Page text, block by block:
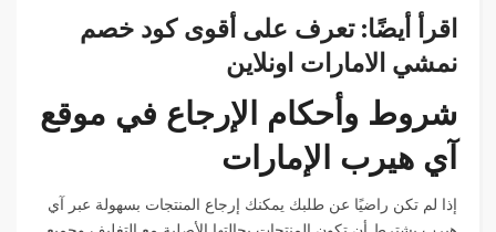
اقرأ أيضًا: تعرف على أقوى كود خصم
نمشي الامارات اونلاين
شروط وأحكام الإرجاع في موقع
آي هيرب الإمارات
إذا لم تكن راضيًا عن طلبك يمكنك إرجاع المنتجات بسهولة عبر آي